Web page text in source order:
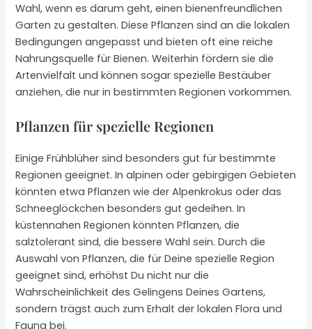
Wahl, wenn es darum geht, einen bienenfreundlichen
Garten zu gestalten. Diese Pflanzen sind an die lokalen
Bedingungen angepasst und bieten oft eine reiche
Nahrungsquelle für Bienen. Weiterhin fördern sie die
Artenvielfalt und können sogar spezielle Bestäuber
anziehen, die nur in bestimmten Regionen vorkommen.
Pflanzen für spezielle Regionen
Einige Frühblüher sind besonders gut für bestimmte
Regionen geeignet. In alpinen oder gebirgigen Gebieten
könnten etwa Pflanzen wie der Alpenkrokus oder das
Schneeglöckchen besonders gut gedeihen. In
küstennahen Regionen könnten Pflanzen, die
salztolerant sind, die bessere Wahl sein. Durch die
Auswahl von Pflanzen, die für Deine spezielle Region
geeignet sind, erhöhst Du nicht nur die
Wahrscheinlichkeit des Gelingens Deines Gartens,
sondern trägst auch zum Erhalt der lokalen Flora und
Fauna bei.